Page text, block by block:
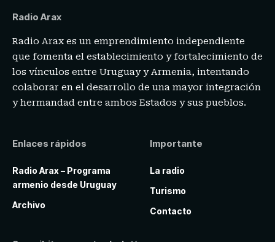
Radio Arax
Radio Arax es un emprendimiento independiente
que fomenta el establecimiento y fortalecimiento de
los vínculos entre Uruguay y Armenia, intentando
colaborar en el desarrollo de una mayor integración
y hermandad entre ambos Estados y sus pueblos.
Enlaces rápidos
Radio Arax – Programa
armenio desde Uruguay
Archivo
Importante
La radio
Turismo
Contacto